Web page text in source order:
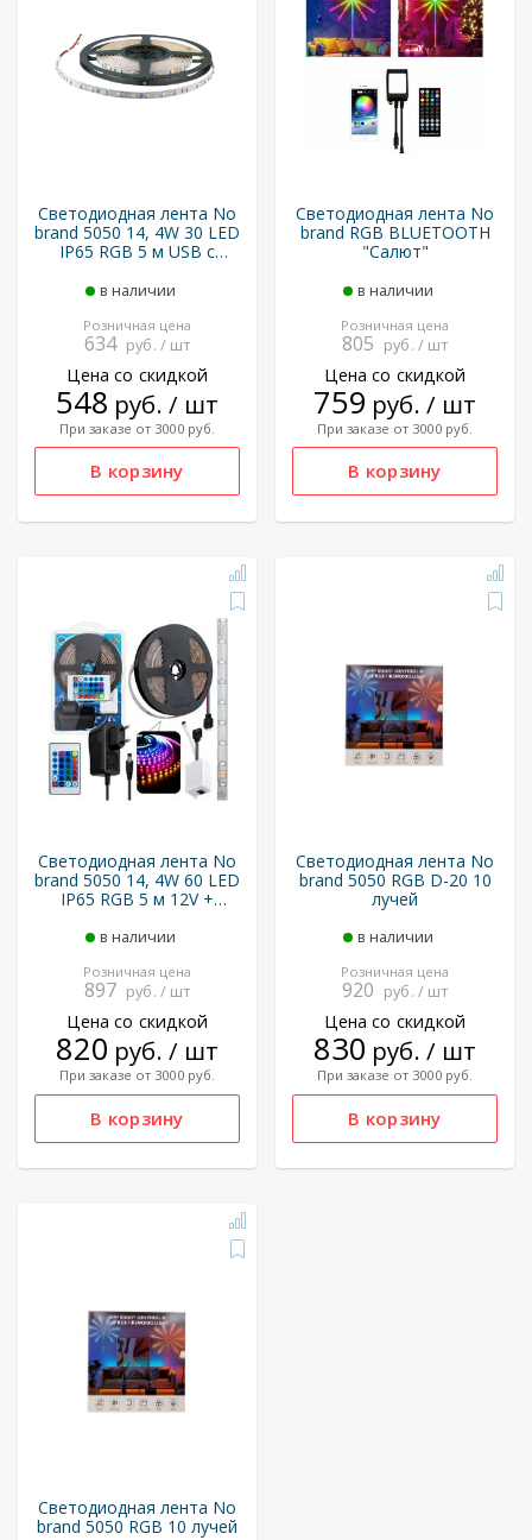
Светодиодная лента No
brand 5050 14, 4W 30 LED
IP65 RGB 5 м USB с
в наличии
Розничная цена
634 руб. / шт
Цена со скидкой
548 руб. / шт
При заказе от 3000 руб.
Светодиодная лента No
brand RGB BLUETOOTH
"Салют"
в наличии
Розничная цена
805 руб. / шт
Цена со скидкой
759 руб. / шт
При заказе от 3000 руб.
Светодиодная лента No
brand 5050 14, 4W 60 LED
IP65 RGB 5 м 12V +
питания, пду
в наличии
Розничная цена
897 руб. / шт
Цена со скидкой
820 руб. / шт
При заказе от 3000 руб.
Светодиодная лента No
brand 5050 RGB D-20 10
лучей
в наличии
Розничная цена
920 руб. / шт
Цена со скидкой
830 руб. / шт
При заказе от 3000 руб.
Светодиодная лента No
brand 5050 RGB 10 лучей